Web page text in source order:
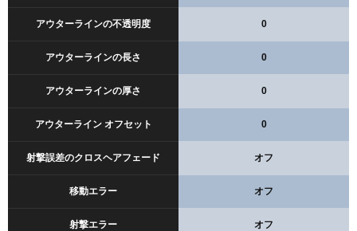
アウターラインの不透明度 0
アウターラインの長さ 0
アウターラインの厚さ 0
アウターライン オフセット 0
射撃誤差のクロスヘアフェード オフ
移動エラー オフ
射撃エラー オフ